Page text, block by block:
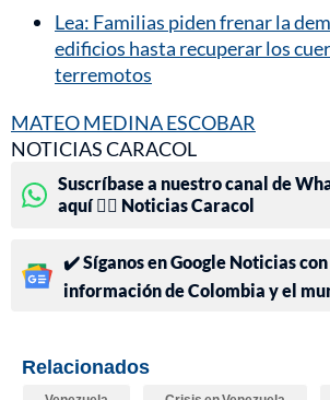
Lea: Familias piden frenar la
edificios hasta recuperar los
terremotos
MATEO MEDINA ESCOBAR
NOTICIAS CARACOL
Suscríbase a nuestro canal de
aquí 👉🏻 Noticias Caracol
✔️ Síganos en Google Noticias
información de Colombia y el
Relacionados